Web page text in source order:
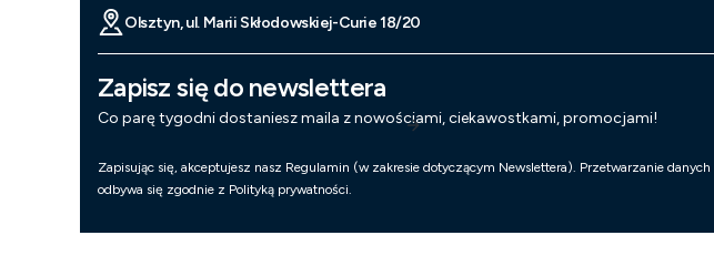
Olsztyn, ul. Marii Skłodowskiej-Curie 18/20
Zapisz się do newslettera
Co parę tygodni dostaniesz maila z nowościami, ciekawostkami, promocjami!
Zapisując się, akceptujesz nasz Regulamin (w zakresie dotyczącym Newslettera). Przetwarzanie danych
odbywa się zgodnie z Polityką prywatności.